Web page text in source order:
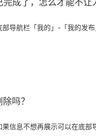
成了，怎么才能不让
导航栏「我的」-「我的发
吗？
信息不想再展示可以在底部